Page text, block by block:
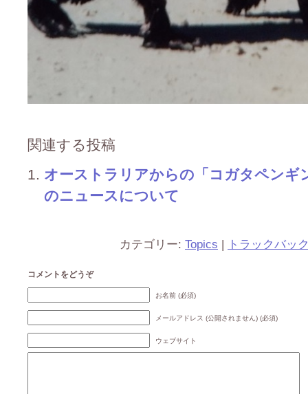
関連する投稿
オーストラリアからの「コガタペンギ
のニュースについて
カテゴリー: Topics | トラックバッ
コメントをどうぞ
お名前 (必須)
メールアドレス (公開されません) (必須)
ウェブサイト